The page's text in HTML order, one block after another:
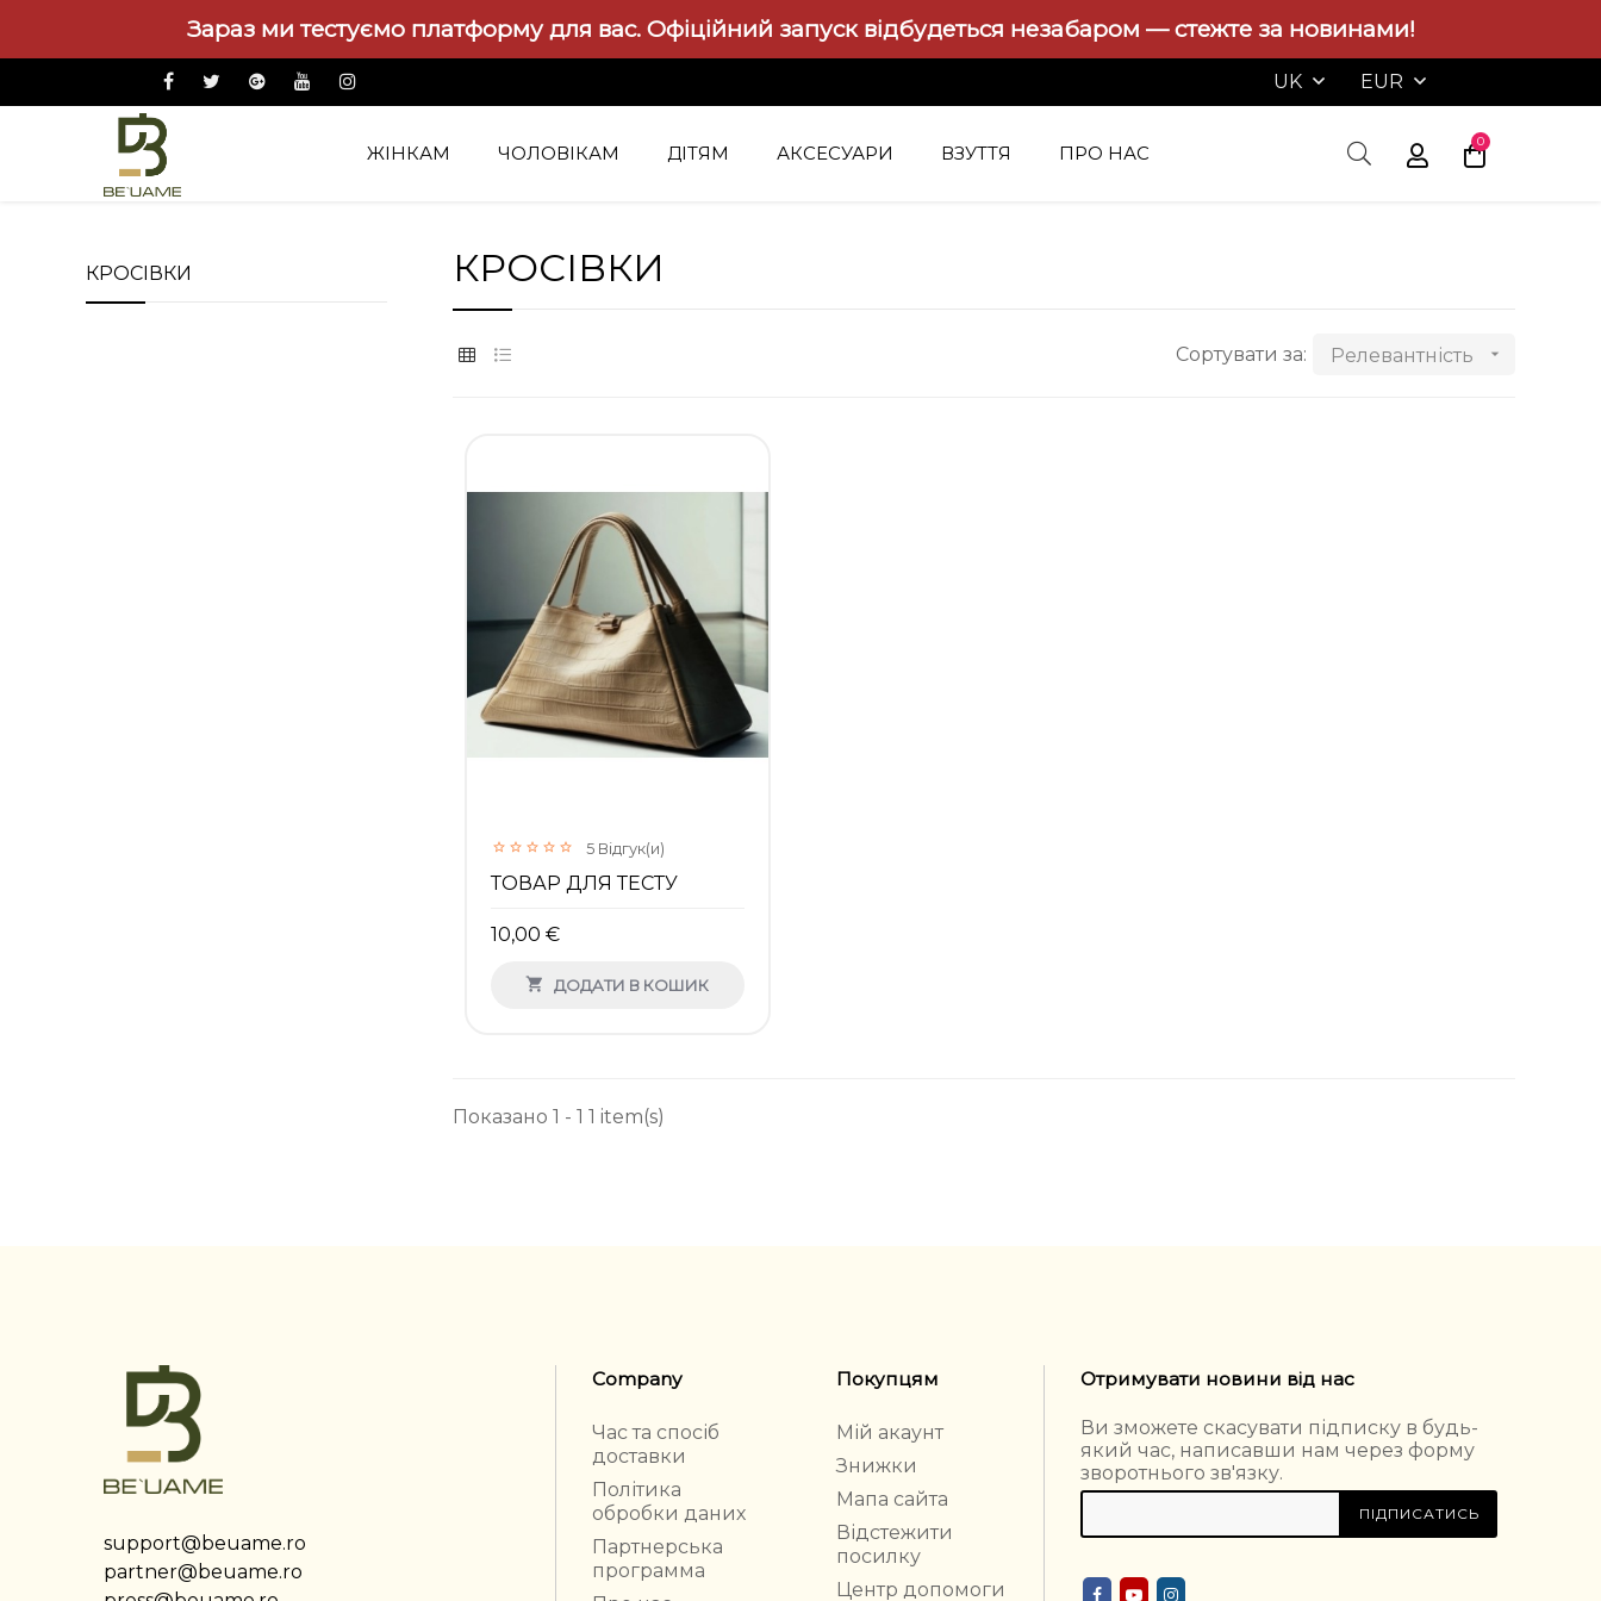
Зараз ми тестуємо платформу для вас. Офіційний запуск відбудеться незабаром — стежте за новинами!
UK EUR
ЖІНКАМ ЧОЛОВІКАМ ДІТЯМ АКСЕСУАРИ ВЗУТТЯ ПРО НАС
0
Взуття
КРОСІВКИ КРОСІВКИ
Сортувати за: Релевантність 
5Відгук(и)
ТОВАР ДЛЯ ТЕСТУ
10,00 €
 ДОДАТИ В КОШИК
Показано 1 - 1 1 item(s)
support@beuame.ro
partner@beuame.ro
Company
Час та спосіб
доставки
Політика
обробки даних
Партнерська
программа
Покупцям
Мій акаунт
Знижки
Мапа сайта
Відстежити
посилку
Центр допомоги
Отримувати новини від нас
Ви зможете скасувати підписку в будь-
який час, написавши нам через форму
зворотнього зв'язку.
ПІДПИСАТИСЬ